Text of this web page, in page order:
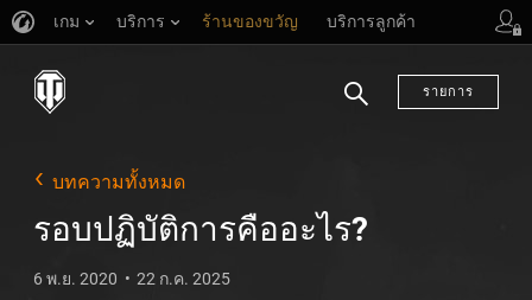
เกม บริการ ร้านของขวัญ บริการลูกค้า
รายการ
บทความทั้งหมด
รอบปฏิบัติการคืออะไร?
6 พ.ย. 2020 22 ก.ค. 2025